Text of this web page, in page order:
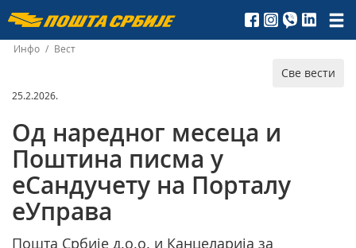
Пошта
Србије
д.о.о.
Инфо / Вест
Све вести
25.2.2026.
Од наредног месеца и
Поштина писма у
еСандучету на Порталу
еУправа
Пошта Србије д.о.о. и Канцеларија за